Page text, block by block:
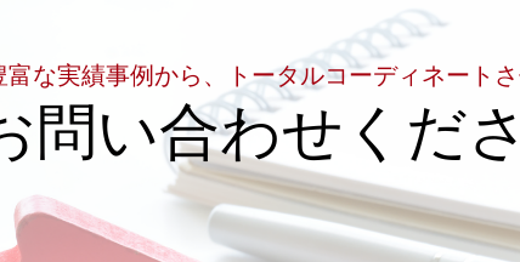
な実績事例から、トータルコーディネートさ
問い合わせくだ